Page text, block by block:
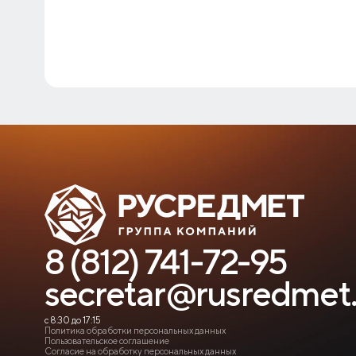
8 (812) 741-72-95
с 8:30 до 17:15
Политика обработки персональных данных
Пользовательское соглашение
Согласие на обработку персональных данных